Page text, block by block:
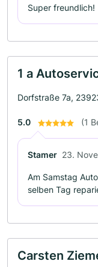
Super freundlich!
1 a
Dorfstraße 7a,
5.0 (1
Stamer 23.
Am Samstag
selben Tag
Carsten